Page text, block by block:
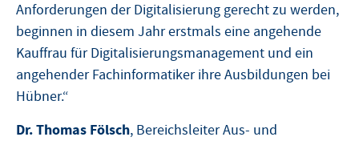
Anforderungen der Digitalisierung gerecht zu werden,
beginnen in diesem Jahr erstmals eine angehende
Kauffrau für Digitalisierungsmanagement und ein
angehender Fachinformatiker ihre Ausbildungen bei
Hübner.“
Dr. Thomas Fölsch, Bereichsleiter Aus- und